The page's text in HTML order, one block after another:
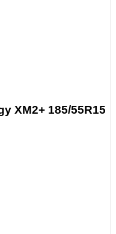
XM2+ 185/55R15